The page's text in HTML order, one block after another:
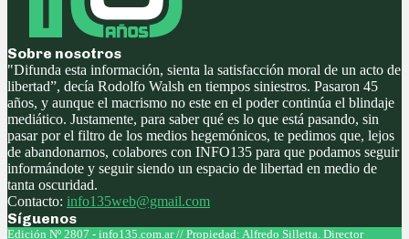
Sobre nosotros
"Difunda esta información, sienta la satisfacción moral de un acto de
libertad”, decía Rodolfo Walsh en tiempos siniestros. Pasaron 45
años, y aunque el macrismo no este en el poder continúa el blindaje
mediático. Justamente, para saber qué es lo que está pasando, sin
pasar por el filtro de los medios hegemónicos, te pedimos que, lejos
de abandonarnos, colabores con INFO135 para que podamos seguir
informándote y seguir siendo un espacio de libertad en medio de
tanta oscuridad.
Contacto: info135web@gmail.com
Síguenos
Facebook
Twitter
Instagram
Youtube
Edición Nº 2807 - info135.com.ar // Propiedad: Alfredo Silletta. Director